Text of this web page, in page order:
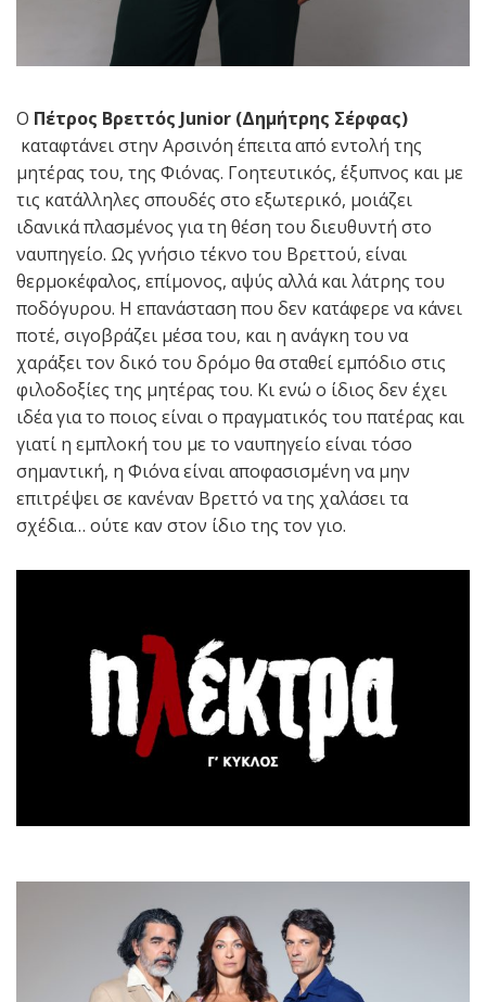
Ο Πέτρος Βρεττός Junior (Δημήτρης Σέρφας)
καταφτάνει στην Αρσινόη έπειτα από εντολή της
μητέρας του, της Φιόνας. Γοητευτικός, έξυπνος και με
τις κατάλληλες σπουδές στο εξωτερικό, μοιάζει
ιδανικά πλασμένος για τη θέση του διευθυντή στο
ναυπηγείο. Ως γνήσιο τέκνο του Βρεττού, είναι
θερμοκέφαλος, επίμονος, αψύς αλλά και λάτρης του
ποδόγυρου. Η επανάσταση που δεν κατάφερε να κάνει
ποτέ, σιγοβράζει μέσα του, και η ανάγκη του να
χαράξει τον δικό του δρόμο θα σταθεί εμπόδιο στις
φιλοδοξίες της μητέρας του. Κι ενώ ο ίδιος δεν έχει
ιδέα για το ποιος είναι ο πραγματικός του πατέρας και
γιατί η εμπλοκή του με το ναυπηγείο είναι τόσο
σημαντική, η Φιόνα είναι αποφασισμένη να μην
επιτρέψει σε κανέναν Βρεττό να της χαλάσει τα
σχέδια… ούτε καν στον ίδιο της τον γιο.